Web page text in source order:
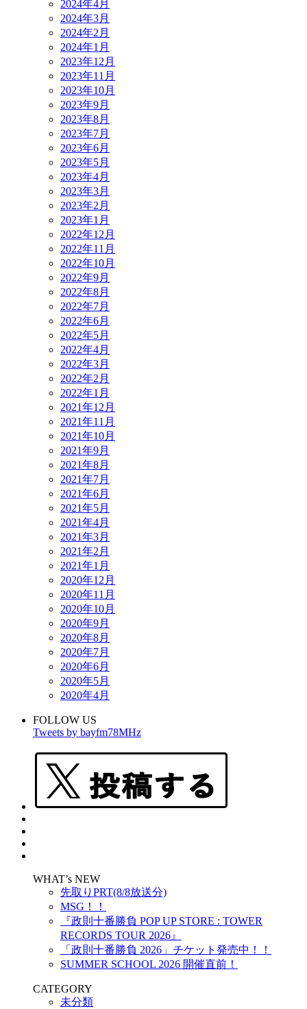
2024年4月
2024年3月
2024年2月
2024年1月
2023年12月
2023年11月
2023年10月
2023年9月
2023年8月
2023年7月
2023年6月
2023年5月
2023年4月
2023年3月
2023年2月
2023年1月
2022年12月
2022年11月
2022年10月
2022年9月
2022年8月
2022年7月
2022年6月
2022年5月
2022年4月
2022年3月
2022年2月
2022年1月
2021年12月
2021年11月
2021年10月
2021年9月
2021年8月
2021年7月
2021年6月
2021年5月
2021年4月
2021年3月
2021年2月
2021年1月
2020年12月
2020年11月
2020年10月
2020年9月
2020年8月
2020年7月
2020年6月
2020年5月
2020年4月
FOLLOW US
Tweets by bayfm78MHz
WHAT’s NEW
先取りPRT(8/8放送分)
MSG！！
『政則⼗番勝負 POP UP STORE : TOWER
RECORDS TOUR 2026』
「政則十番勝負 2026」チケット発売中！！
SUMMER SCHOOL 2026 開催直前！
CATEGORY
未分類